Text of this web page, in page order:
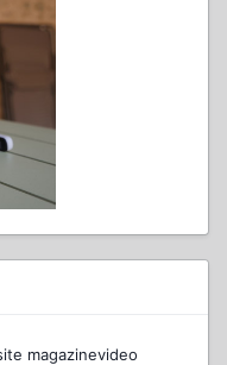
magazinevideo